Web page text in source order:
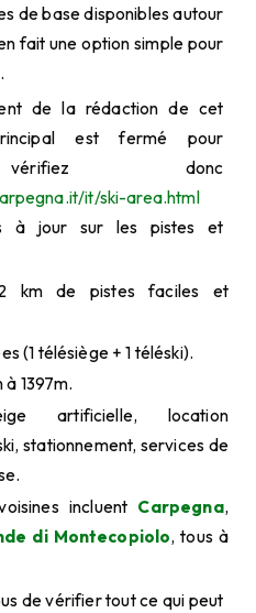
de base disponibles autour
fait une option simple pour
de la rédaction de cet
est fermé pour
vérifiez donc
it/ski-area.html
à jour sur les pistes et
km de pistes faciles et
(1 télésiège + 1 téléski).
1397m.
artificielle, location
stationnement, services de
incluent Carpegna,
di Montecopiolo, tous à
de vérifier tout ce qui peut